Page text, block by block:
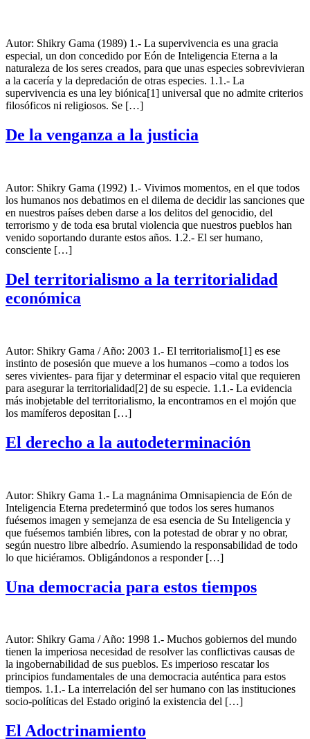
Autor: Shikry Gama (1989) 1.- La supervivencia es una gracia
especial, un don concedido por Eón de Inteligencia Eterna a la
naturaleza de los seres creados, para que unas especies sobrevivieran
a la cacería y la depredación de otras especies. 1.1.- La
supervivencia es una ley biónica[1] universal que no admite criterios
filosóficos ni religiosos. Se […]
De la venganza a la justicia
Autor: Shikry Gama (1992) 1.- Vivimos momentos, en el que todos
los humanos nos debatimos en el dilema de decidir las sanciones que
en nuestros países deben darse a los delitos del genocidio, del
terrorismo y de toda esa brutal violencia que nuestros pueblos han
venido soportando durante estos años. 1.2.- El ser humano,
consciente […]
Del territorialismo a la territorialidad
económica
Autor: Shikry Gama / Año: 2003 1.- El territorialismo[1] es ese
instinto de posesión que mueve a los humanos –como a todos los
seres vivientes- para fijar y determinar el espacio vital que requieren
para asegurar la territorialidad[2] de su especie. 1.1.- La evidencia
más inobjetable del territorialismo, la encontramos en el mojón que
los mamíferos depositan […]
El derecho a la autodeterminación
Autor: Shikry Gama 1.- La magnánima Omnisapiencia de Eón de
Inteligencia Eterna predeterminó que todos los seres humanos
fuésemos imagen y semejanza de esa esencia de Su Inteligencia y
que fuésemos también libres, con la potestad de obrar y no obrar,
según nuestro libre albedrío. Asumiendo la responsabilidad de todo
lo que hiciéramos. Obligándonos a responder […]
Una democracia para estos tiempos
Autor: Shikry Gama / Año: 1998 1.- Muchos gobiernos del mundo
tienen la imperiosa necesidad de resolver las conflictivas causas de
la ingobernabilidad de sus pueblos. Es imperioso rescatar los
principios fundamentales de una democracia auténtica para estos
tiempos. 1.1.- La interrelación del ser humano con las instituciones
socio-políticas del Estado originó la existencia del […]
El Adoctrinamiento